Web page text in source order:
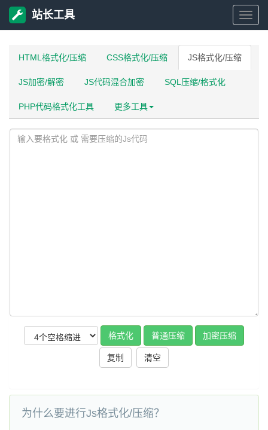
站
站长工具
HTML格式化/压缩 CSS格式化/压缩 JS格式化/压缩
JS加密/解密 JS代码混合加密 SQL压缩/格式化
PHP代码格式化工具 更多工具
复制
为什么要进行Js格式化/压缩？